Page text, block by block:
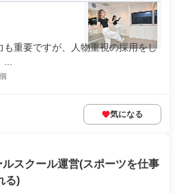
重要ですが、人物重視の採用をし
気になる
ルスクール運営(スポーツを仕事
る)